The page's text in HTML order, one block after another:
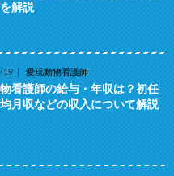
解説
19 愛玩動物看護師
看護師の給与・年収は？初任
月収などの収入について解説